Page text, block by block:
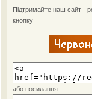
Підтримайте наш сайт -
кнопку
або посилання